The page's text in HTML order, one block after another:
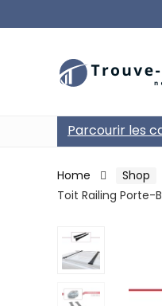
Parcourir les
Home Shop
Toit Railing Porte-